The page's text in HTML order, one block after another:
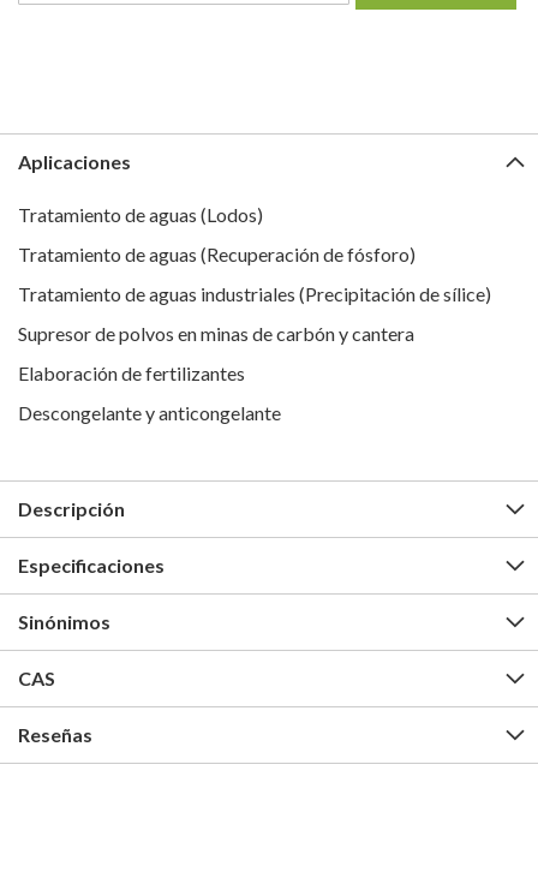
Aplicaciones
Tratamiento de aguas (Lodos)
Tratamiento de aguas (Recuperación de fósforo)
Tratamiento de aguas industriales (Precipitación de sílice)
Supresor de polvos en minas de carbón y cantera
Elaboración de fertilizantes
Descongelante y anticongelante
Descripción
Especificaciones
Sinónimos
CAS
Reseñas